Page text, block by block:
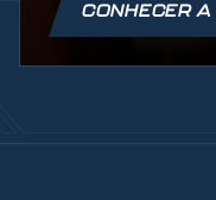
CONHECER